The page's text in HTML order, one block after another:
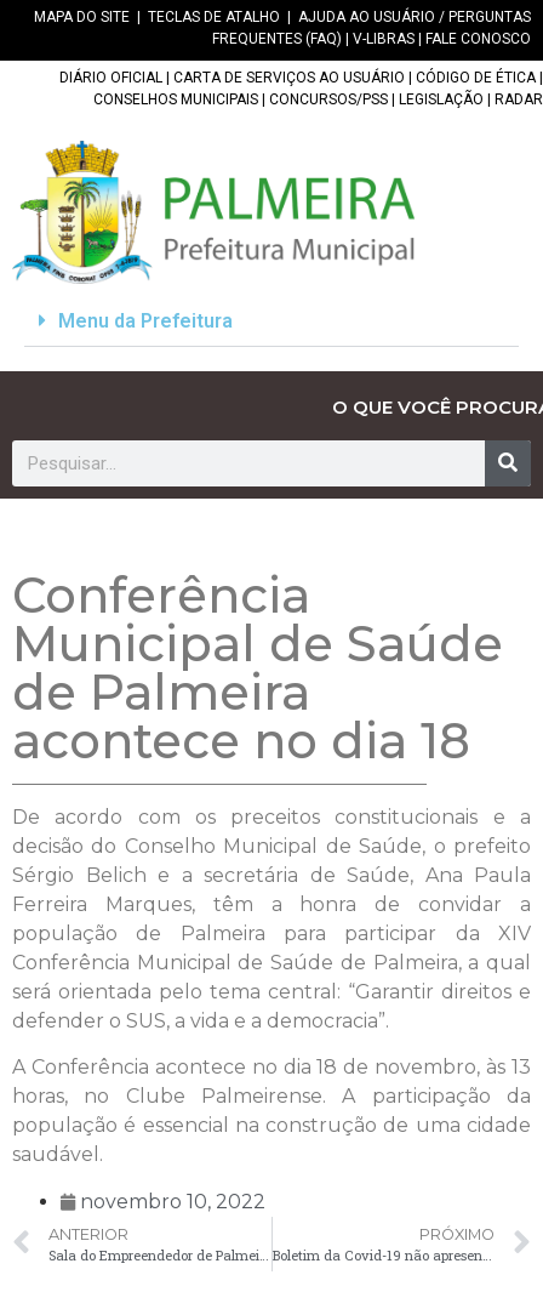
MAPA DO SITE TECLAS DE ATALHO
AJUDA AO USUÁRIO / PERGUNTAS
FREQUENTES (FAQ)
V-LIBRAS FALE CONOSCO
DIÁRIO OFICIAL CARTA DE SERVIÇOS AO USUÁRIO CÓDIGO DE ÉTICA|
CONSELHOS MUNICIPAIS
CONCURSOS/PSS LEGISLAÇÃO RADAR
Menu da Prefeitura
O QUE VOCÊ
Conferência
Municipal de Saúde
de Palmeira
acontece no dia 18
De acordo com os preceitos constitucionais e a
decisão do Conselho Municipal de Saúde, o prefeito
Sérgio Belich e a secretária de Saúde, Ana Paula
Ferreira Marques, têm a honra de convidar a
população de Palmeira para participar da XIV
Conferência Municipal de Saúde de Palmeira, a qual
será orientada pelo tema central: “Garantir direitos e
defender o SUS, a vida e a democracia”.
A Conferência acontece no dia 18 de novembro, às 13
horas, no Clube Palmeirense. A participação da
população é essencial na construção de uma cidade
saudável.
novembro 10, 2022
ANTERIOR
PRÓXIMO